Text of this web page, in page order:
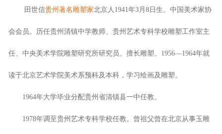
田世信贵州著名雕塑家北京人1941年3月8日生。中国美术家协
会会员。历任贵州清镇中学教师、贵州艺术专科学校雕塑工作室主
任、中央美术学院雕塑研究所研究员。擅长雕塑。1956—1964年就
读于北京艺术学院美术系预科及本科，学习绘画及雕塑。
1964年大学毕业分配贵州省清镇县一中任教。
1978年调至贵州艺术专科学校任教。曾祖父曾在北京从事玉雕